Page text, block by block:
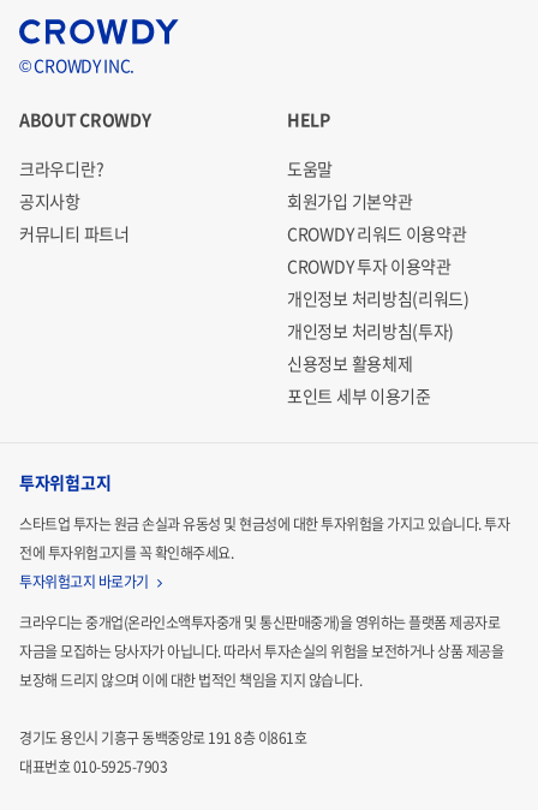
© CROWDY INC.
ABOUT CROWDY
크라우디란?
공지사항
커뮤니티 파트너
HELP
도움말
회원가입 기본약관
CROWDY 리워드 이용약관
CROWDY 투자 이용약관
개인정보 처리방침(리워드)
개인정보 처리방침(투자)
신용정보 활용체제
포인트 세부 이용기준
투자위험고지
스타트업 투자는 원금 손실과 유동성 및 현금성에 대한 투자위험을 가지고 있습니다.투자
전에 투자위험고지를 꼭 확인해주세요.
투자위험고지 바로가기
크라우디는 중개업(온라인소액투자중개 및 통신판매중개)을 영위하는 플랫폼 제공자로
자금을 모집하는당사자가 아닙니다. 따라서 투자손실의 위험을 보전하거나 상품 제공을
보장해 드리지 않으며 이에 대한 법적인 책임을 지지 않습니다.
경기도 용인시 기흥구 동백중앙로 191 8층 이861호
대표번호 010-5925-7903